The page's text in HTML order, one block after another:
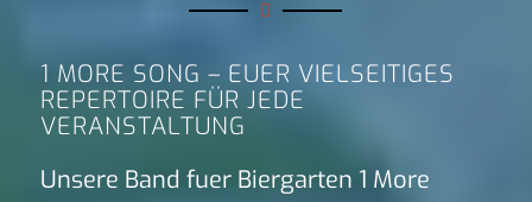
1 MORE SONG – EUER VIELSEITIGES
REPERTOIRE FÜR JEDE
VERANSTALTUNG
Unsere Band fuer Biergarten 1 More